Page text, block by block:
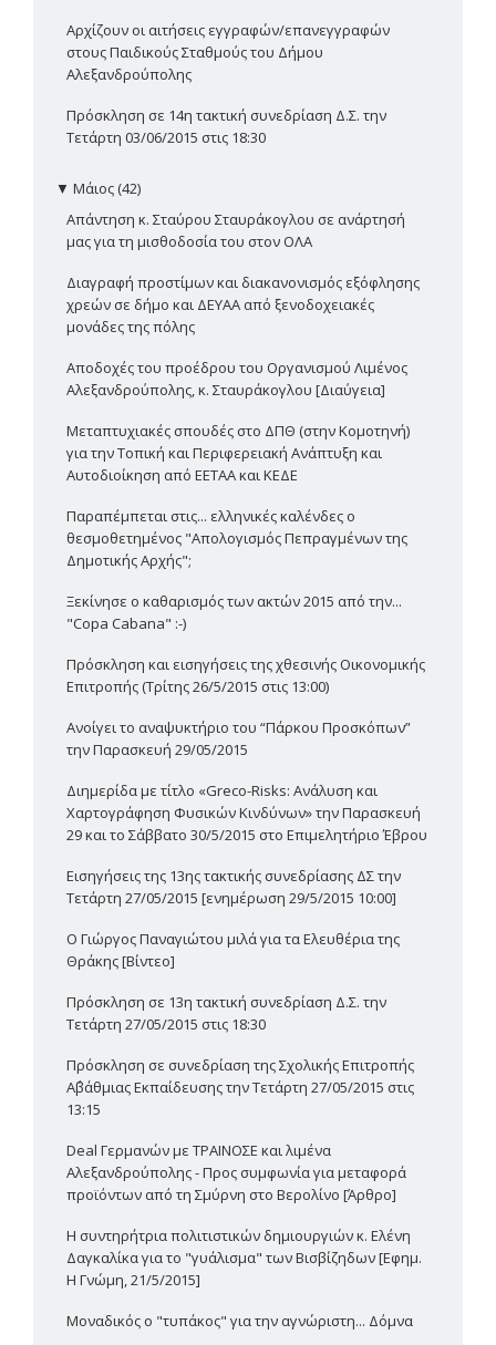
Αρχίζουν οι αιτήσεις εγγραφών/επανεγγραφών
στους Παιδικούς Σταθμούς του Δήμου
Αλεξανδρούπολης
Πρόσκληση σε 14η τακτική συνεδρίαση Δ.Σ. την
Τετάρτη 03/06/2015 στις 18:30
▼ Μάιος (42)
Απάντηση κ. Σταύρου Σταυράκογλου σε ανάρτησή
μας για τη μισθοδοσία του στον ΟΛΑ
Διαγραφή προστίμων και διακανονισμός εξόφλησης
χρεών σε δήμο και ΔΕΥΑΑ από ξενοδοχειακές
μονάδες της πόλης
Αποδοχές του προέδρου του Οργανισμού Λιμένος
Αλεξανδρούπολης, κ. Σταυράκογλου [Διαύγεια]
Μεταπτυχιακές σπουδές στο ΔΠΘ (στην Κομοτηνή)
για την Τοπική και Περιφερειακή Ανάπτυξη και
Αυτοδιοίκηση από ΕΕΤΑΑ και ΚΕΔΕ
Παραπέμπεται στις... ελληνικές καλένδες ο
θεσμοθετημένος "Απολογισμός Πεπραγμένων της
Δημοτικής Αρχής";
Ξεκίνησε ο καθαρισμός των ακτών 2015 από την...
"Copa Cabana" :-)
Πρόσκληση και εισηγήσεις της χθεσινής Οικονομικής
Επιτροπής (Τρίτης 26/5/2015 στις 13:00)
Ανοίγει το αναψυκτήριο του “Πάρκου Προσκόπων”
την Παρασκευή 29/05/2015
Διημερίδα με τίτλο «Greco-Risks: Ανάλυση και
Χαρτογράφηση Φυσικών Κινδύνων» την Παρασκευή
29 και το Σάββατο 30/5/2015 στο Επιμελητήριο Έβρου
Εισηγήσεις της 13ης τακτικής συνεδρίασης ΔΣ την
Τετάρτη 27/05/2015 [ενημέρωση 29/5/2015 10:00]
Ο Γιώργος Παναγιώτου μιλά για τα Ελευθέρια της
Θράκης [Βίντεο]
Πρόσκληση σε 13η τακτική συνεδρίαση Δ.Σ. την
Τετάρτη 27/05/2015 στις 18:30
Πρόσκληση σε συνεδρίαση της Σχολικής Επιτροπής
Α΄βάθμιας Εκπαίδευσης την Τετάρτη 27/05/2015 στις
13:15
Deal Γερμανών με ΤΡΑΙΝΟΣΕ και λιμένα
Αλεξανδρούπολης - Προς συμφωνία για μεταφορά
προϊόντων από τη Σμύρνη στο Βερολίνο [Άρθρο]
Η συντηρήτρια πολιτιστικών δημιουργιών κ. Ελένη
Δαγκαλίκα για το "γυάλισμα" των Βισβίζηδων [Εφημ.
Η Γνώμη, 21/5/2015]
Μοναδικός ο "τυπάκος" για την αγνώριστη... Δόμνα